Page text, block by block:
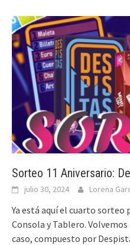
Sorteo 11 Aniversario:
julio 30, 2024 Lorena
Ya está aquí el cuarto sorteo
Consola y Tablero.
caso, compuesto por